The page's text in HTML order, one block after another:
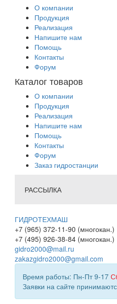
О компании
Продукция
Реализация
Напишите нам
Помощь
Контакты
Форум
Каталог товаров
О компании
Продукция
Реализация
Напишите нам
Помощь
Контакты
Форум
Заказ гидростанции
РАССЫЛКА
ГИДРОТЕХМАШ
+7 (965) 372-11-90 (многокан.)
+7 (495) 926-38-84 (многокан.)
gidro2000@mail.ru
zakazgidro2000@gmail.com
Время работы: Пн-Пт 9-17
Заявки на сайте